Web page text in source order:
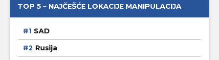
TOP 5 – NAJČEŠĆE LOKACIJE MANIPULACIJA
SAD
Rusija